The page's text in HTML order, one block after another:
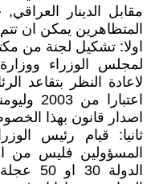
مقابل الدينار
المتظاهرين يمكن ان
اولا: تشكيل لجنة من
لمجلس الوزراء ووزارة
لاعادة النظر بتقاعد
اعتبارا
اصدار قانون بهذا
ثانيا: قيام رئيس
المسؤولين فليس من